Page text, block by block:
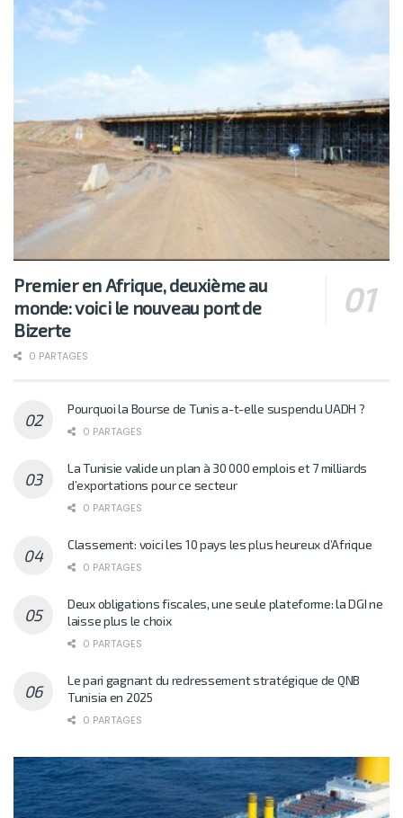
Premier en Afrique, deuxième au
monde: voici le nouveau pont de
Bizerte
0 PARTAGES
Pourquoi la Bourse de Tunis a-t-elle suspendu UADH ?
0 PARTAGES
La Tunisie valide un plan à 30 000 emplois et 7 milliards
d’exportations pour ce secteur
0 PARTAGES
Classement: voici les 10 pays les plus heureux d’Afrique
0 PARTAGES
Deux obligations fiscales, une seule plateforme: la DGI ne
laisse plus le choix
0 PARTAGES
Le pari gagnant du redressement stratégique de QNB
Tunisia en 2025
0 PARTAGES